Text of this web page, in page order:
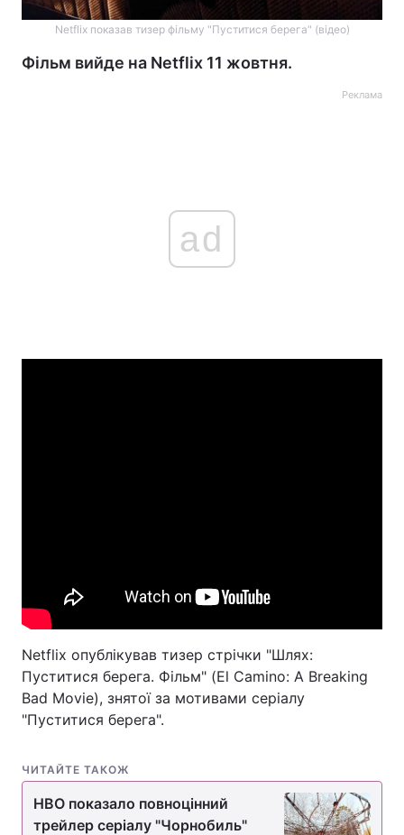
Техно і зв'язок Лайт
Здоров'я Туризм
Цікавинки
Екологія
Лонгріди
Netflix показав тизер фільму "Пуститися берега" (відео)
Фільм вийде на Netflix 11 жовтня.
Реклама
ad
Netflix опублікував тизер стрічки "Шлях:
Пуститися берега. Фільм" (El Camino: A Breaking
Bad Movie), знятої за мотивами серіалу
"Пуститися берега".
ЧИТАЙТЕ ТАКОЖ
HBO показало повноцінний
трейлер серіалу "Чорнобиль"